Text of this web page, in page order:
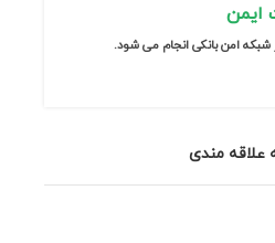
ایمن
شبکه امن بانکی انجام می شود.
علاقه مندی